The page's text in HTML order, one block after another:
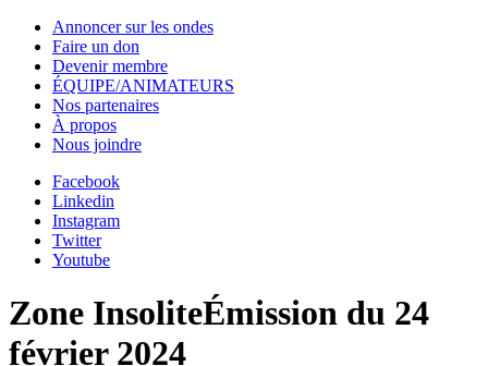
Annoncer sur les ondes
Faire un don
Devenir membre
ÉQUIPE/ANIMATEURS
Nos partenaires
À propos
Nous joindre
Facebook
Linkedin
Instagram
Twitter
Youtube
Zone InsoliteÉmission du 24
février 2024